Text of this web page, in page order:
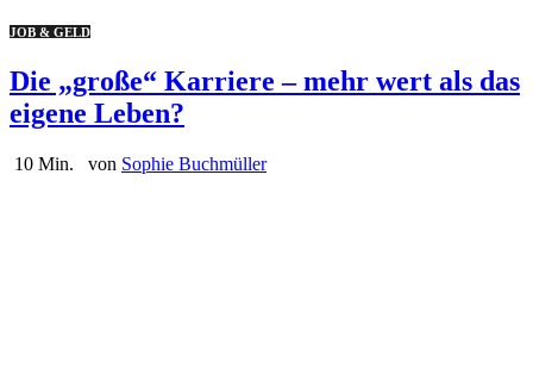
JOB & GELD
Die „große“ Karriere – mehr wert als das
eigene Leben?
10 Min. von Sophie Buchmüller